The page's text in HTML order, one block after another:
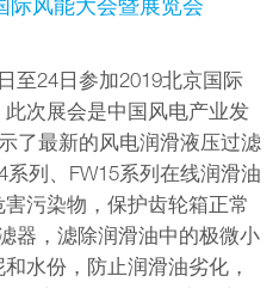
际风能大会暨展览会
至24日参加2019北京国际
此次展会是中国风电产业发
了最新的风电润滑液压过滤
列、FW15系列在线润滑油
污染物，保护齿轮箱正常
器，滤除润滑油中的极微小
水份，防止润滑油劣化，